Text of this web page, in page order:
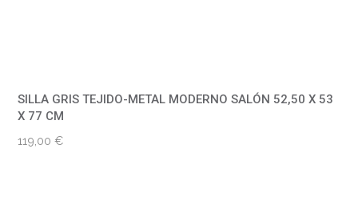
SILLA GRIS TEJIDO-METAL MODERNO SALÓN 52,50 X 53
X 77 CM
119,00€